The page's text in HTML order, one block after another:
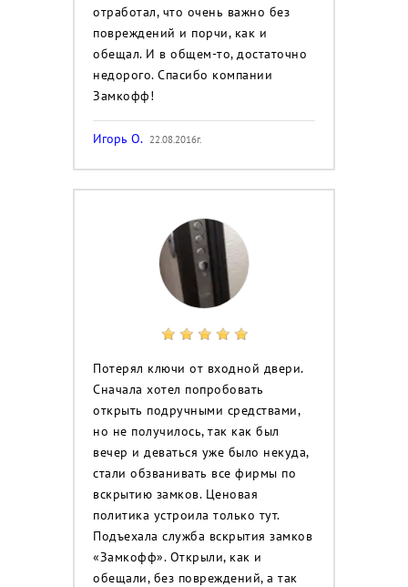
отработал, что очень важно без
повреждений и порчи, как и
обещал. И в общем-то, достаточно
недорого. Спасибо компании
Замкофф!
Игорь О. 22.08.2016г.
Потерял ключи от входной двери.
Сначала хотел попробовать
открыть подручными средствами,
но не получилось, так как был
вечер и деваться уже было некуда,
стали обзванивать все фирмы по
вскрытию замков. Ценовая
политика устроила только тут.
Подъехала служба вскрытия замков
«Замкофф». Открыли, как и
обещали, без повреждений, а так